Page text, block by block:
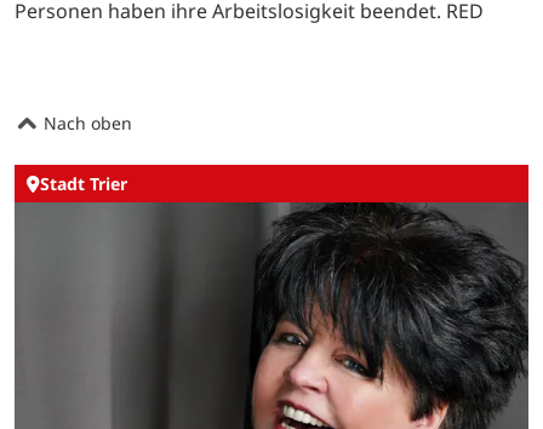
Personen haben ihre Arbeitslosigkeit beendet. RED
Nach oben
Stadt Trier